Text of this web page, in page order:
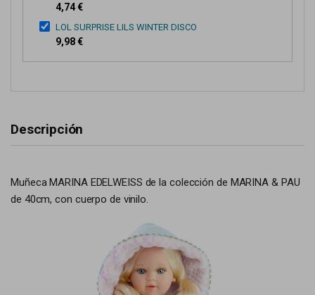
4,74 €
LOL SURPRISE LILS WINTER DISCO
9,98 €
Descripción
Muñeca MARINA EDELWEISS de la colección de MARINA & PAU
de 40cm, con cuerpo de vinilo.